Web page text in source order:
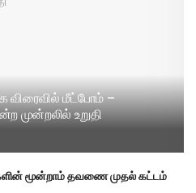
விரைவில் மீட்போம் –
முன்றலில் உறுதி
மூன்றாம் தவணை முதல் கட்டம்